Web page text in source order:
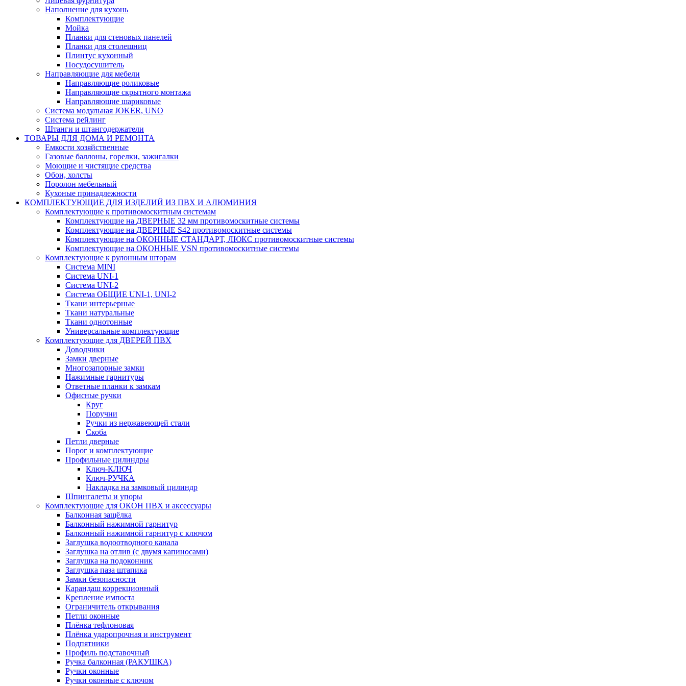
Наполнение для кухонь
Комплектующие
Мойка
Планки для стеновых панелей
Планки для столешниц
Плинтус кухонный
Посудосушитель
Направляющие для мебели
Направляющие роликовые
Направляющие скрытного монтажа
Направляющие шариковые
Система модульная JOKER, UNO
Система рейлинг
Штанги и штангодержатели
ТОВАРЫ ДЛЯ ДОМА И РЕМОНТА
Емкости хозяйственные
Газовые баллоны, горелки, зажигалки
Моющие и чистящие средства
Обои, холсты
Поролон мебельный
Кухоные принадлежности
КОМПЛЕКТУЮЩИЕ ДЛЯ ИЗДЕЛИЙ ИЗ ПВХ И АЛЮМИНИЯ
Комплектующие к противомоскитным системам
Комплектующие на ДВЕРНЫЕ 32 мм противомоскитные системы
Комплектующие на ДВЕРНЫЕ S42 противомоскитные системы
Комплектующие на ОКОННЫЕ СТАНДАРТ, ЛЮКС противомоскитные системы
Комплектующие на ОКОННЫЕ VSN противомоскитные системы
Комплектующие к рулонным шторам
Система MINI
Система UNI-1
Система UNI-2
Система ОБЩИЕ UNI-1, UNI-2
Ткани интерьерные
Ткани натуральные
Ткани однотонные
Универсальные комплектующие
Комплектующие для ДВЕРЕЙ ПВХ
Доводчики
Замки дверные
Многозапорные замки
Нажимные гарнитуры
Ответные планки к замкам
Офисные ручки
Круг
Поручни
Ручки из нержавеющей стали
Скоба
Петли дверные
Порог и комплектующие
Профильные цилиндры
Ключ-КЛЮЧ
Ключ-РУЧКА
Накладка на замковый цилиндр
Шпингалеты и упоры
Комплектующие для ОКОН ПВХ и аксессуары
Балконная защёлка
Балконный нажимной гарнитур
Балконный нажимной гарнитур с ключом
Заглушка водоотводного канала
Заглушка на отлив (с двумя капиносами)
Заглушка на подоконник
Заглушка паза штапика
Замки безопасности
Карандаш коррекционный
Крепление импоста
Ограничитель открывания
Петли оконные
Плёнка тефлоновая
Плёнка ударопрочная и инструмент
Подпятники
Профиль подставочный
Ручка балконная (РАКУШКА)
Ручки оконные
Ручки оконные с ключом